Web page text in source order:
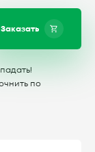
Заказать
по